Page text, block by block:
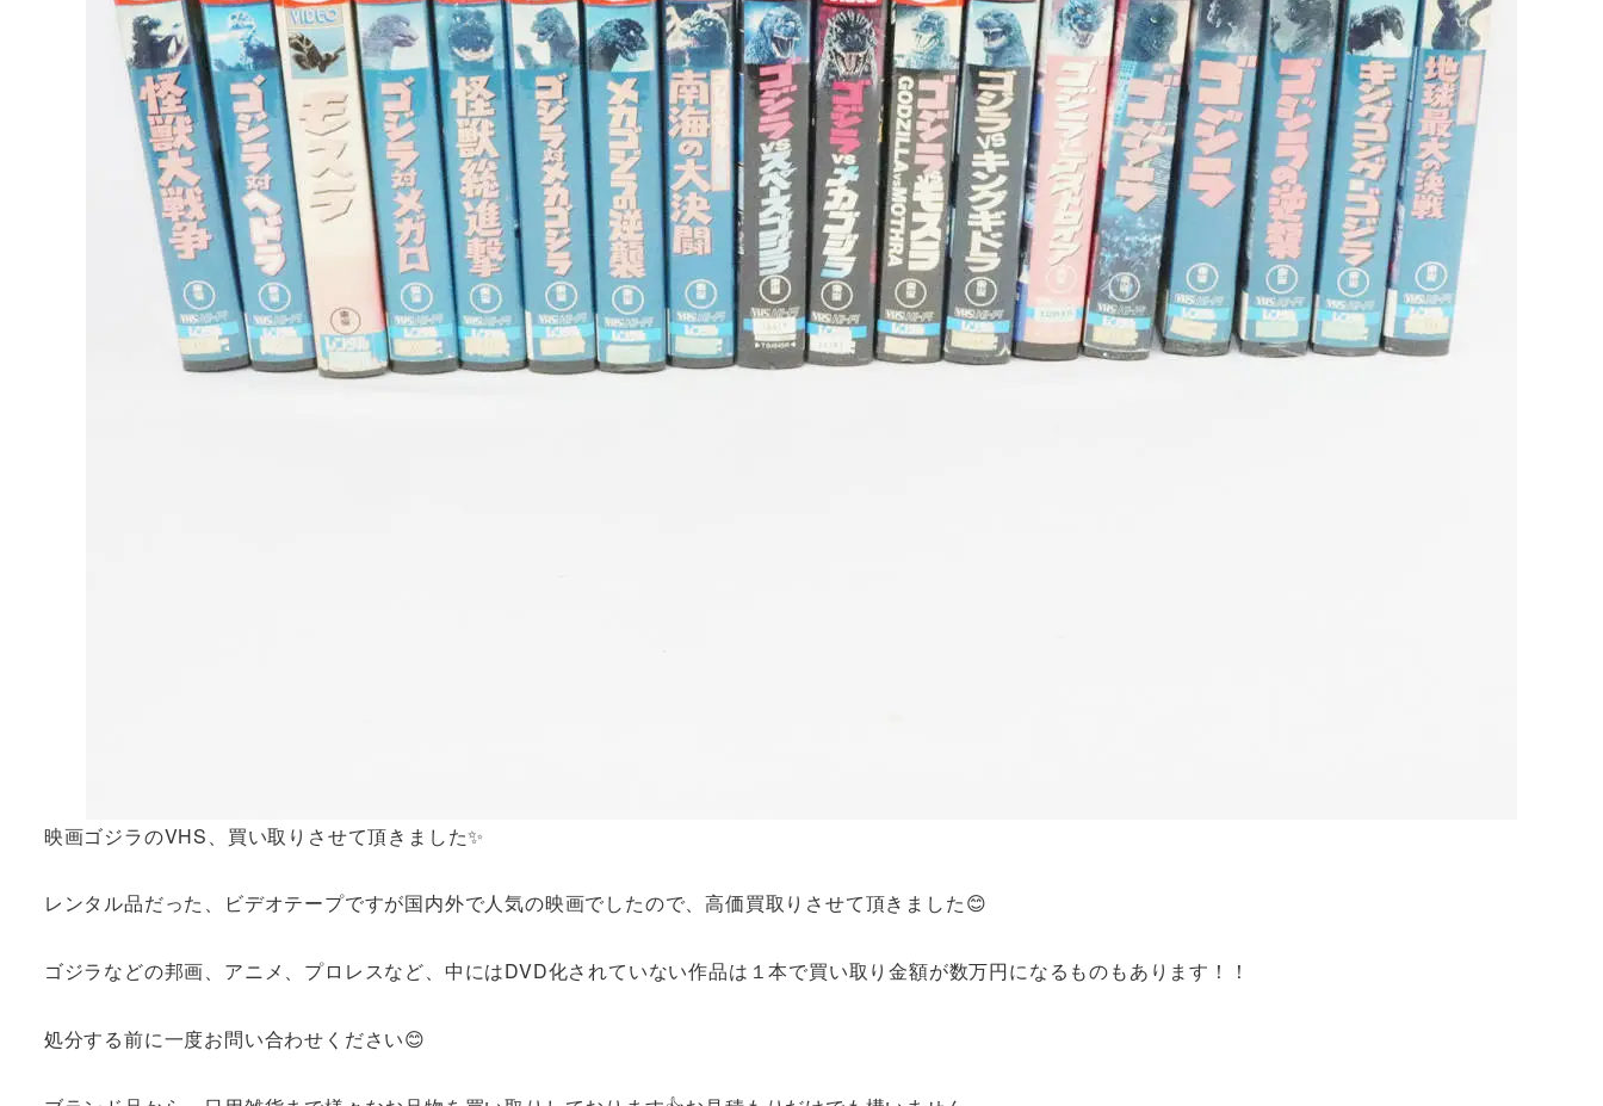
映画ゴジラのVHS、買い取りさせて頂きました✨
レンタル品だった、ビデオテープですが国内外で人気の映画でしたので、高価買取りさせて頂きました😊
ゴジラなどの邦画、アニメ、プロレスなど、中にはDVD化されていない作品は１本で買い取り金額が数万円になるものもあります！！
処分する前に一度お問い合わせください😊